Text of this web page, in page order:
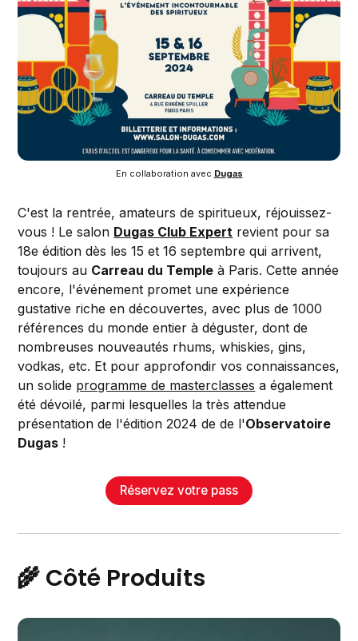
En collaboration avec Dugas
C'est la rentrée, amateurs de spiritueux, réjouissez-
vous ! Le salon Dugas Club Expert revient pour sa
18e édition dès les 15 et 16 septembre qui arrivent,
toujours au Carreau du Temple à Paris. Cette année
encore, l'événement promet une expérience
gustative riche en découvertes, avec plus de 1000
références du monde entier à déguster, dont de
nombreuses nouveautés rhums, whiskies, gins,
vodkas, etc. Et pour approfondir vos connaissances,
un solide programme de masterclasses a également
été dévoilé, parmi lesquelles la très attendue
présentation de l'édition 2024 de de l'Observatoire
Dugas !
Réservez votre pass
🌾 Côté Produits